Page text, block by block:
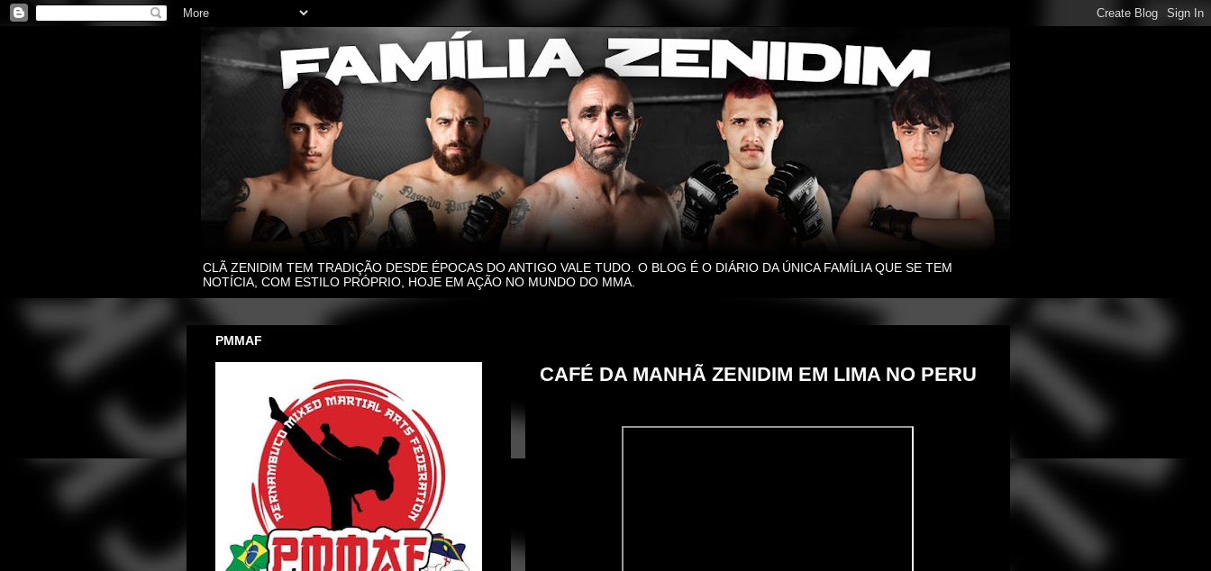
CLÃ ZENIDIM TEM TRADIÇÃO DESDE ÉPOCAS DO ANTIGO VALE TUDO. O BLOG É O DIÁRIO DA ÚNICA FAMÍLIA QUE SE TEM
NOTÍCIA, COM ESTILO PRÓPRIO, HOJE EM AÇÃO NO MUNDO DO MMA.
CAFÉ DA MANHÃ ZENIDIM EM LIMA NO PERU
PMMAF